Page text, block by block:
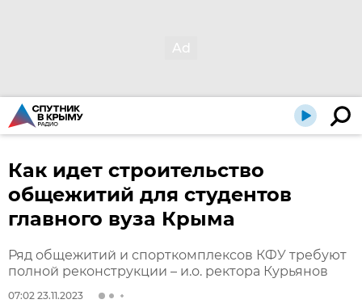
Как идет строительство
общежитий для студентов
главного вуза Крыма
Ряд общежитий и спорткомплексов КФУ требуют
полной реконструкции – и.о. ректора Курьянов
07:02 23.11.2023